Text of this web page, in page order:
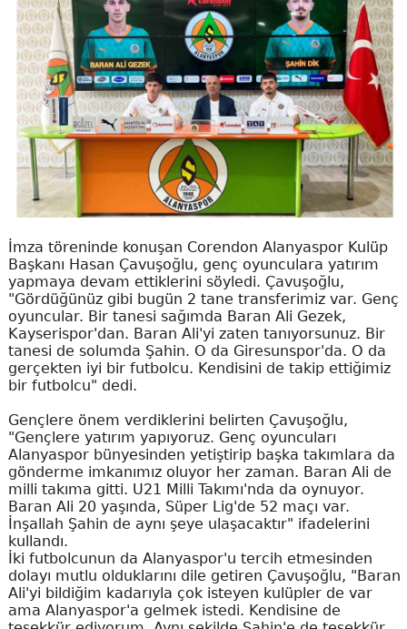
İmza töreninde konuşan Corendon Alanyaspor Kulüp
Başkanı Hasan Çavuşoğlu, genç oyunculara yatırım
yapmaya devam ettiklerini söyledi. Çavuşoğlu,
"Gördüğünüz gibi bugün 2 tane transferimiz var. Genç
oyuncular. Bir tanesi sağımda Baran Ali Gezek,
Kayserispor'dan. Baran Ali'yi zaten tanıyorsunuz. Bir
tanesi de solumda Şahin. O da Giresunspor'da. O da
gerçekten iyi bir futbolcu. Kendisini de takip ettiğimiz
bir futbolcu" dedi.
Gençlere önem verdiklerini belirten Çavuşoğlu,
"Gençlere yatırım yapıyoruz. Genç oyuncuları
Alanyaspor bünyesinden yetiştirip başka takımlara da
gönderme imkanımız oluyor her zaman. Baran Ali de
milli takıma gitti. U21 Milli Takımı'nda da oynuyor.
Baran Ali 20 yaşında, Süper Lig'de 52 maçı var.
İnşallah Şahin de aynı şeye ulaşacaktır" ifadelerini
kullandı.
İki futbolcunun da Alanyaspor'u tercih etmesinden
dolayı mutlu olduklarını dile getiren Çavuşoğlu, "Baran
Ali'yi bildiğim kadarıyla çok isteyen kulüpler de var
ama Alanyaspor'a gelmek istedi. Kendisine de